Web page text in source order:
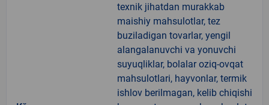
texnik jihatdan murakkab
maishiy mahsulotlar, tez
buziladigan tovarlar, yengil
alangalanuvchi va yonuvchi
suyuqliklar, bolalar oziq-ovqat
mahsulotlari, hayvonlar, termik
ishlov berilmagan, kelib chiqishi